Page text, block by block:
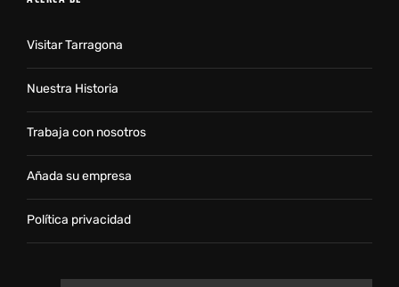
Visitar Tarragona
Nuestra Historia
Trabaja con nosotros
Añada su empresa
Política privacidad